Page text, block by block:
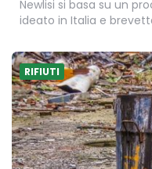
Newlisi si basa su un
ideato in Italia e
RIFIUTI